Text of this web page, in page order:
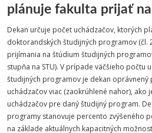
plánuje fakulta prijať
Dekan určuje počet uchádzačov, ktorých
doktorandských študijných programov (čl.
prijímania na štúdium študijných
stupňa na STU). V prípade väčšieho počtu
študijných programov je dekan oprávnený
uchádzačov viac (zaokrúhlené nahor), ako
uchádzačov pre daný študijný program.
programy stanovuje percento zvýšeného
na základe aktuálnych kapacitných